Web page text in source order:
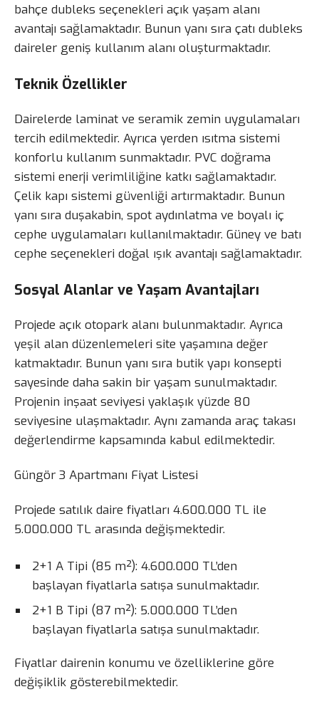
bahçe dubleks seçenekleri açık yaşam alanı
avantajı sağlamaktadır. Bunun yanı sıra çatı dubleks
daireler geniş kullanım alanı oluşturmaktadır.
Teknik Özellikler
Dairelerde laminat ve seramik zemin uygulamaları
tercih edilmektedir. Ayrıca yerden ısıtma sistemi
konforlu kullanım sunmaktadır. PVC doğrama
sistemi enerji verimliliğine katkı sağlamaktadır.
Çelik kapı sistemi güvenliği artırmaktadır. Bunun
yanı sıra duşakabin, spot aydınlatma ve boyalı iç
cephe uygulamaları kullanılmaktadır. Güney ve batı
cephe seçenekleri doğal ışık avantajı sağlamaktadır.
Sosyal Alanlar ve Yaşam Avantajları
Projede açık otopark alanı bulunmaktadır. Ayrıca
yeşil alan düzenlemeleri site yaşamına değer
katmaktadır. Bunun yanı sıra butik yapı konsepti
sayesinde daha sakin bir yaşam sunulmaktadır.
Projenin inşaat seviyesi yaklaşık yüzde 80
seviyesine ulaşmaktadır. Aynı zamanda araç takası
değerlendirme kapsamında kabul edilmektedir.
Güngör 3 Apartmanı Fiyat Listesi
Projede satılık daire fiyatları 4.600.000 TL ile
5.000.000 TL arasında değişmektedir.
2+1 A Tipi (85 m²): 4.600.000 TL’den
başlayan fiyatlarla satışa sunulmaktadır.
2+1 B Tipi (87 m²): 5.000.000 TL’den
başlayan fiyatlarla satışa sunulmaktadır.
Fiyatlar dairenin konumu ve özelliklerine göre
değişiklik gösterebilmektedir.